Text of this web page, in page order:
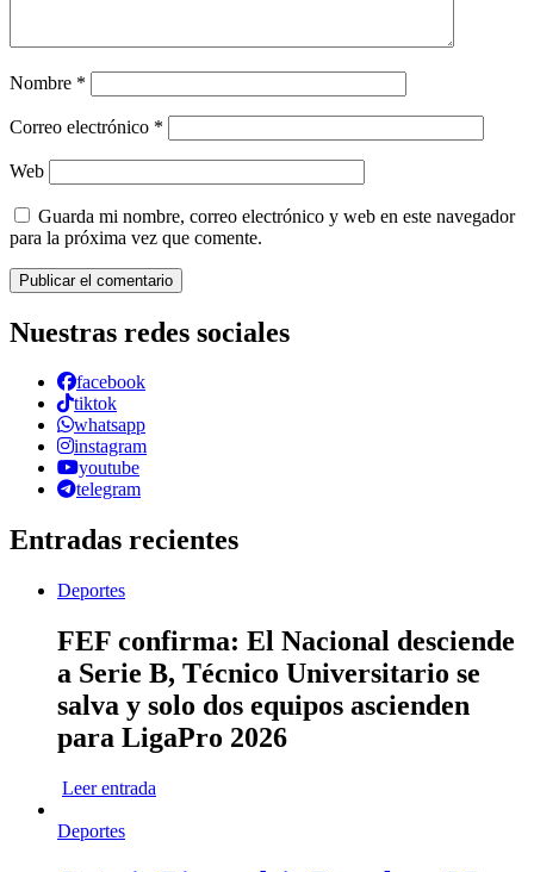
Nombre *
Correo electrónico *
Web
Guarda mi nombre, correo electrónico y web en este navegador
para la próxima vez que comente.
Nuestras redes sociales
facebook
tiktok
whatsapp
instagram
youtube
telegram
Entradas recientes
Deportes
FEF confirma: El Nacional desciende
a Serie B, Técnico Universitario se
salva y solo dos equipos ascienden
para LigaPro 2026
Leer entrada
Deportes